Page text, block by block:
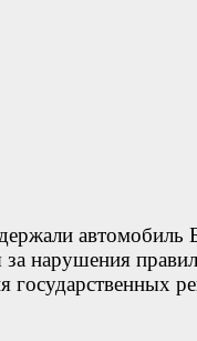
за нарушения